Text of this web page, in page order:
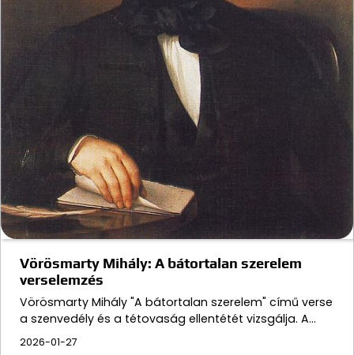
Vörösmarty Mihály: A bátortalan szerelem
verselemzés
Vörösmarty Mihály "A bátortalan szerelem" című verse
a szenvedély és a tétovaság ellentétét vizsgálja. A…
2026-01-27